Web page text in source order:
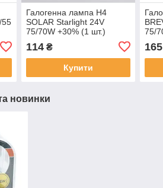
55
Галогенна лампа H4
SOLAR Starlight 24V
75/70W +30% (1 шт.)
114₴
Купити
75/
165
новинки